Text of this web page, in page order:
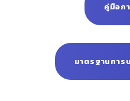
คู่มือก
มาตรฐานกา